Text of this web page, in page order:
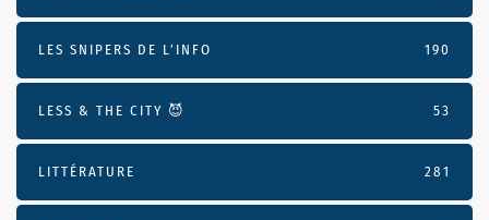
LES SNIPERS DE L’INFO 190
LESS & THE CITY 😈 53
LITTÉRATURE 281